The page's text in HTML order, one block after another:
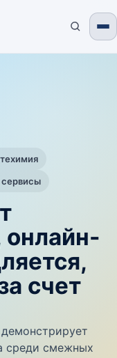
сервисы
онлайн-
счет
среди смежных